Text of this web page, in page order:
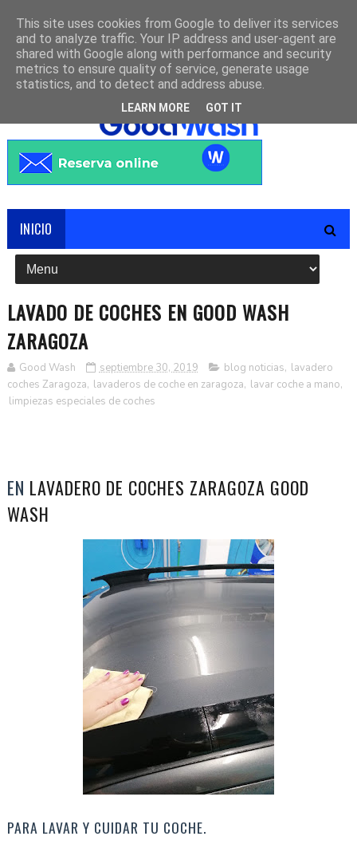
INICIO
LAVADO DE COCHES EN GOOD WASH
ZARAGOZA
Good Wash septiembre 30, 2019 blog noticias, lavadero
coches Zaragoza, lavaderos de coche en zaragoza, lavar coche a mano,
limpiezas especiales de coches
EN LAVADERO DE COCHES ZARAGOZA GOOD
WASH
PARA LAVAR Y CUIDAR TU COCHE.
This site uses cookies from Google to deliver its services
and to analyze traffic. Your IP address and user-agent are
shared with Google along with performance and security
metrics to ensure quality of service, generate usage
statistics, and to detect and address abuse.
LEARN MORE GOT IT